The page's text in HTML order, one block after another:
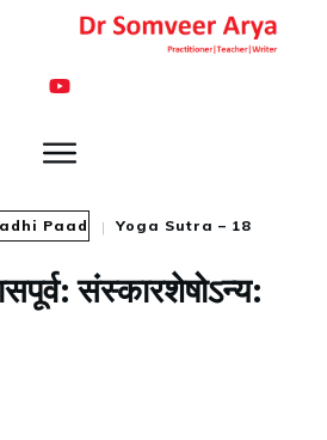
Paad | Yoga Sutra – 18
:संस्कारशेषोऽन्य: